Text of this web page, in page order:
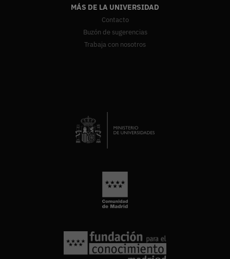
MÁS DE LA UNIVERSIDAD
Contacto
Buzón de sugerencias
Trabaja con nosotros